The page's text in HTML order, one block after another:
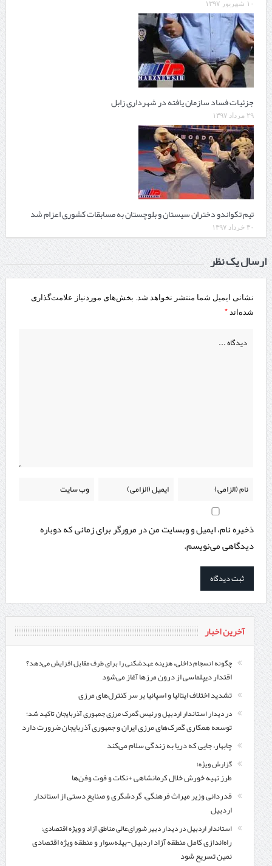
۱۰ شهریور ۱۳۹۷
جزئیات فساد سازمان یافته در شهرداری زابل
۲۹ مرداد ۱۳۹۷
تیم تکواندو دختران سیستان و بلوچستان به مسابقات کشوری اعزام شد
۳۰ خرداد ۱۳۹۷
ارسال یک نظر
نشانی ایمیل شما منتشر نخواهد شد. بخش‌های موردنیاز علامت‌گذاری
شده‌اند *
ذخیره نام، ایمیل و وبسایت من در مرورگر برای زمانی که دوباره
دیدگاهی می‌نویسم.
آخرین اخبار
چگونه انسجام داخلی، هزینه عهدشکنی را برای طرف مقابل افزایش می‌دهد؟
اقتدار دیپلماسی از درون مرزها آغاز می‌شود
تشدید اختلاف ایتالیا و اسپانیا بر سر کنترل‌های مرزی
در دیدار استاندار اردبیل و رئیس گمرک مرزی جمهوری آذربایجان تاکید شد؛
توسعه همکاری گمرک‌های مرزی ایران و جمهوری آذربایجان ضرورت دارد
چابهار، جایی که دریا به زندگی سلام می‌کند
گزارش ویژه؛
طرز تهیه خورش خلال کرمانشاهی +نکات و فوت وفن‌ها
قدردانی وزیر میراث فرهنگی، گردشگری و صنایع دستی از استاندار
اردبیل
استاندار اردبیل در دیدار دبیر شورای‌عالی مناطق آزاد و ویژه اقتصادی:
راه‌اندازی کامل منطقه آزاد اردبیل-بیله‌سوار و منطقه ویژه اقتصادی
نمین تسریع شود